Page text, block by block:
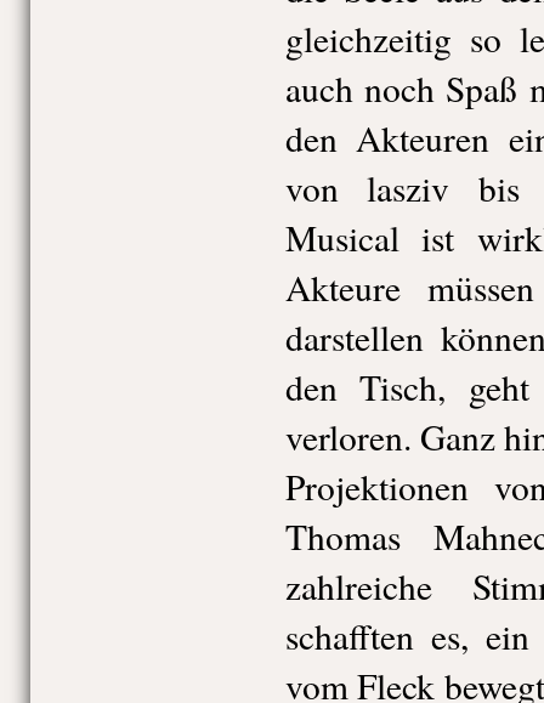
gleichzeitig so
auch noch Spaß
den Akteuren
von lasziv bis
Musical ist
Akteure
darstellen
den Tisch,
verloren. Ganz
Projektionen
Thomas
zahlreiche
schafften es,
vom Fleck